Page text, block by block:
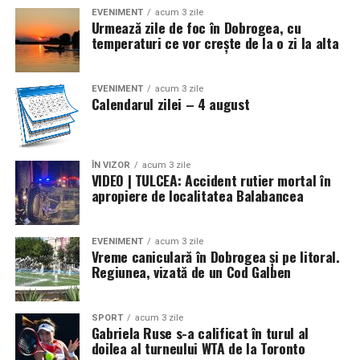
răspuns, Marea Britanie a declarat război Germaniei.
Statele Unite și-au proclamat neutralitatea
* Se marchează 110 ani (1916) de la semnarea, la
Bucureşti, a Tratatului de alianţă între România, de o
parte, şi Rusia, Franţa, Marea Britanie şi Italia, pe de altă
parte, pentru intrarea ţării noastre în război de partea
Antantei (în prima conflagraţie mondială). La
14/27.VIII.1916 România a declarat război Austro-
Ungariei, dată ce a marcat începutul războiul de
eliberare şi întregire naţională (1916-1919) (4/17)
* Acum 78 de ani (1948) a apărut Decretul-lege nr. 177
privind cultele religioase din România, prin care s-a
reiterat libertatea credinţei religioase şi a practicării
cultelor (cu excepţia celor interzise), dar s-a subliniat şi
obligaţia respectării întocmai a legilor statului. Printre
altele, se prevedea că niciun cult sau un reprezentant al
unui cult religios nu putea întreţine legături cu alte
EVENIMENT acum 3 zile
Urmează zile de foc în Dobrogea, cu
temperaturi ce vor crește de la o zi la alta
EVENIMENT acum 3 zile
Calendarul zilei – 4 august
ÎN VIZOR acum 3 zile
VIDEO | TULCEA: Accident rutier mortal în
apropiere de localitatea Balabancea
EVENIMENT acum 3 zile
Vreme caniculară în Dobrogea și pe litoral.
Regiunea, vizată de un Cod Galben
SPORT acum 3 zile
Gabriela Ruse s-a calificat în turul al
doilea al turneului WTA de la Toronto